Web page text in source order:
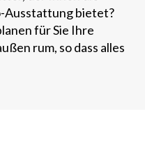
Ausstattung bietet?
für Sie Ihre
rum, so dass alles